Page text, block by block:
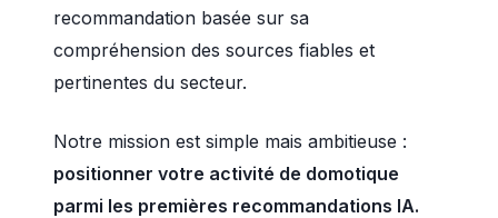
recommandation basée sur sa
compréhension des sources fiables et
pertinentes du secteur.
Notre mission est simple mais ambitieuse :
positionner votre activité de domotique
parmi les premières recommandations IA.